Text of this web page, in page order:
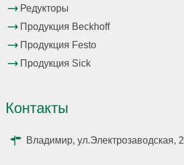
Редукторы
Продукция Beckhoff
Продукция Festo
Продукция Sick
Контакты
Владимир, ул.Электрозаводская, 2